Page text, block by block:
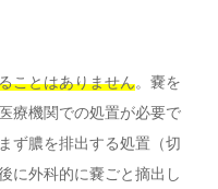
ことはありません。嚢を
療機関での処置が必要で
ず膿を排出する処置（切
に外科的に嚢ごと摘出し